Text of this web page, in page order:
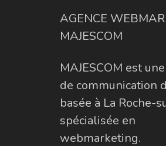
AGENCE
MAJESCOM
MAJESCOM est
de communication
basée à La Roche-
spécialisée en
webmarketing.